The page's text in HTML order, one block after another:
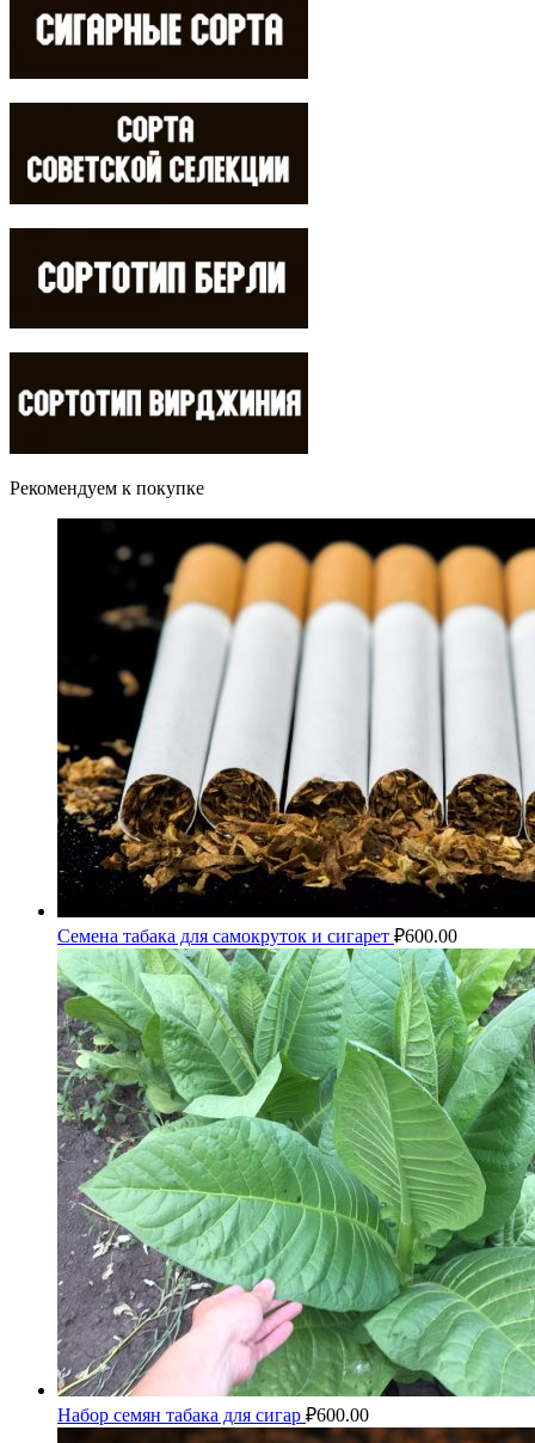
Рекомендуем к покупке
Семена табака для самокруток и сигарет ₽600.00
Набор семян табака для сигар ₽600.00